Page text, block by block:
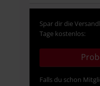
Spar dir die
Tage kostenlos:
Falls du schon